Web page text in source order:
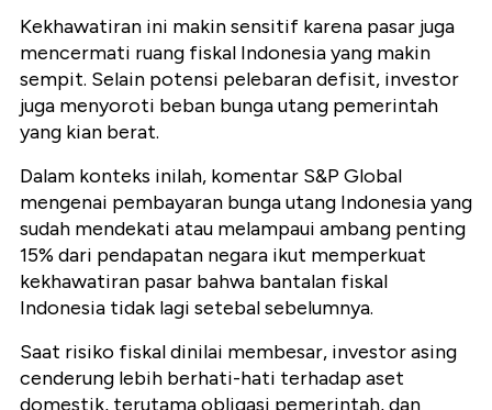
Kekhawatiran ini makin sensitif karena pasar juga
mencermati ruang fiskal Indonesia yang makin
sempit. Selain potensi pelebaran defisit, investor
juga menyoroti beban bunga utang pemerintah
yang kian berat.
Dalam konteks inilah, komentar S&P Global
mengenai pembayaran bunga utang Indonesia yang
sudah mendekati atau melampaui ambang penting
15% dari pendapatan negara ikut memperkuat
kekhawatiran pasar bahwa bantalan fiskal
Indonesia tidak lagi setebal sebelumnya.
Saat risiko fiskal dinilai membesar, investor asing
cenderung lebih berhati-hati terhadap aset
domestik, terutama obligasi pemerintah, dan